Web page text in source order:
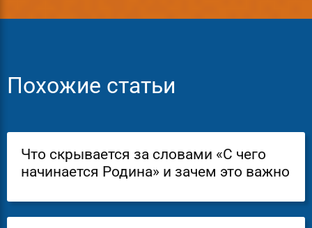
Похожие статьи
Что скрывается за словами «С чего
начинается Родина» и зачем это важно